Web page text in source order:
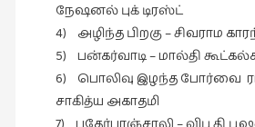
பரிந்துரை
புகைப்படக்கலை
நேஷனல் புக் டிரஸ்ட்
4) அழிந்த பிறகு – சிவராம
5) பன்கர்வாடி – மால்தி
6) பொலிவு இழந்த போர்வை
சாகித்ய அகாதமி